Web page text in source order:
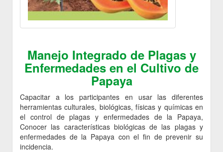
Manejo Integrado de Plagas y
Enfermedades en el Cultivo de
Papaya
Capacitar a los participantes en usar las diferentes
herramientas culturales, biológicas, físicas y químicas en
el control de plagas y enfermedades de la Papaya,
Conocer las características biológicas de las plagas y
enfermedades de la Papaya con el fin de prevenir su
incidencia.